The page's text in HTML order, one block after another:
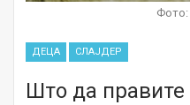
Фото:
ДЕЦА СЛАЈДЕР
Што да правите